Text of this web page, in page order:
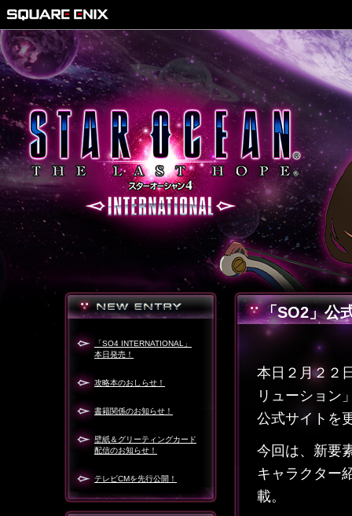
「SO4 INTERNATIONAL」
本日発売！
攻略本のおしらせ！
書籍関係のお知らせ！
壁紙＆グリーティングカード
配信のお知らせ！
テレビCMを先行公開！
「SO2」公
本日２月２２
リューション
公式サイトを
今回は、新要
キャラクター
載。